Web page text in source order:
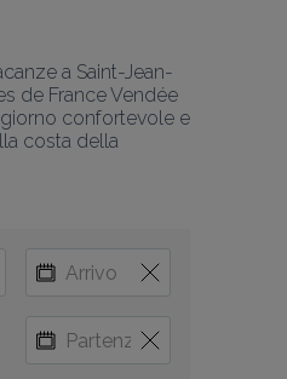
a Saint-Jean-
de France Vendée
confortevole e
costa della